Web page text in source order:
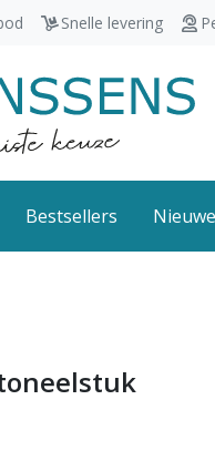
Snelle levering
Bestsellers